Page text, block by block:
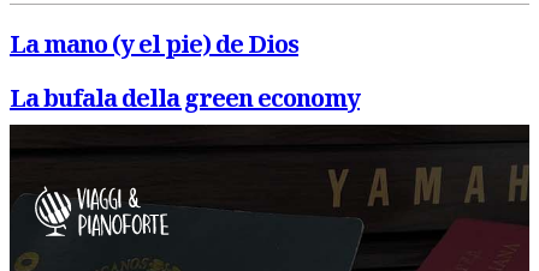
La mano (y el pie) de Dios
La bufala della green economy